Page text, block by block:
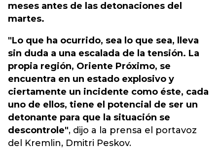
meses antes de las detonaciones del
martes.
"Lo que ha ocurrido, sea lo que sea, lleva
sin duda a una escalada de la tensión. La
propia región, Oriente Próximo, se
encuentra en un estado explosivo y
ciertamente un incidente como éste, cada
uno de ellos, tiene el potencial de ser un
detonante para que la situación se
descontrole", dijo a la prensa el portavoz
del Kremlin, Dmitri Peskov.